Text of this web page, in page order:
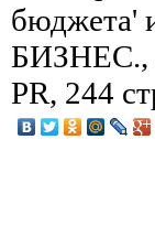
бюджета'
БИЗНЕС.,
PR, 244